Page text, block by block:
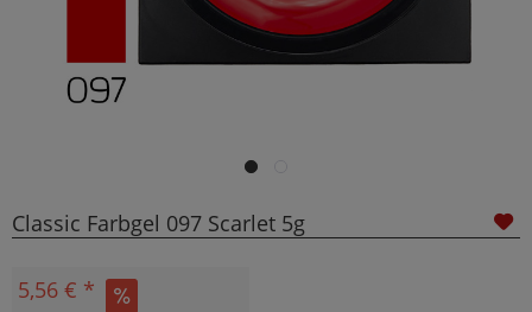
Classic Farbgel 097 Scarlet 5g
5,56 € *